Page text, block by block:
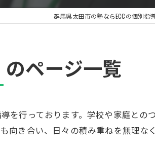
群馬県太田市の塾ならECCの個別指
ページ一覧
を行っております。学校や家庭との
向き合い、日々の積み重ねを無理な